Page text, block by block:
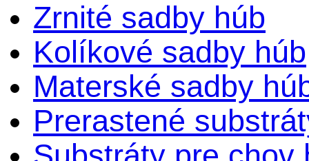
Zrnité sadby húb
Kolíkové sadby húb
Materské sadby
Prerastené